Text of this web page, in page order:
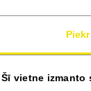
Šī vietne izmanto